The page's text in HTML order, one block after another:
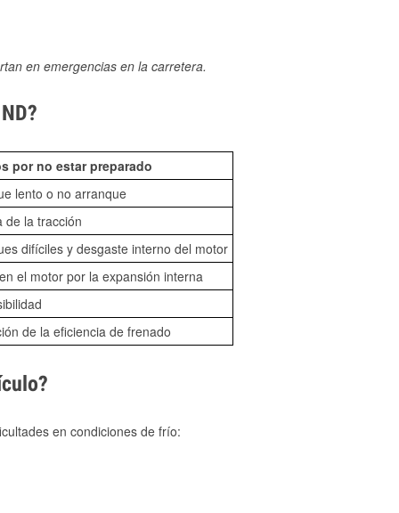
en emergencias en la carretera.
por no estar preparado
lento o no arranque
de la tracción
difíciles y desgaste interno del motor
el motor por la expansión interna
de la eficiencia de frenado
en condiciones de frío: